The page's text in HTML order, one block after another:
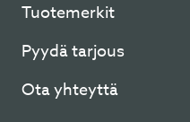
Tuotemerkit
Pyydä tarjous
Ota yhteyttä